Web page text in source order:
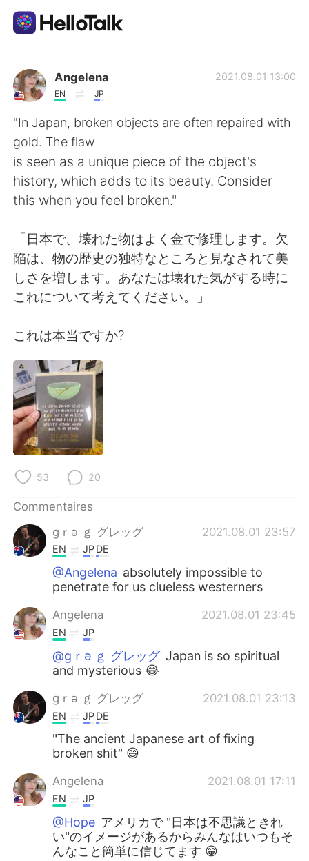
Appli d'échange linguistique
AI Grammar Checker
Français
English 简体中文
繁體中文 Español
العربية Deutsch
Indonesia
Türkçe
Português
Angelena
EN JP
2021.08.01 13:00
"In Japan, broken objects are often repaired with
gold. The flaw
is seen as a unique piece of the object's
history, which adds to its beauty. Consider
this when you feel broken."
「日本で、壊れた物はよく金で修理します。欠
陥は、物の歴史の独特なところと見なされて美
しさを増します。あなたは壊れた気がする時に
これについて考えてください。」
これは本当ですか?
53 20
Commentaires
gｒə ｇ グレッグ
2021.08.01 23:57
EN JPDE
@Angelena absolutely impossible to
penetrate for us clueless westerners
Angelena 2021.08.01 23:45
EN JP
@gｒə ｇ グレッグ Japan is so spiritual
and mysterious 😂
gｒə ｇ グレッグ 2021.08.01 23:13
EN JPDE
"The ancient Japanese art of fixing
broken shit" 😄
Angelena 2021.08.01 17:11
EN JP
@Hope アメリカで "日本は不思議ときれ
い"のイメージがあるからみんなはいつもそ
んなこと簡単に信じてます 😁